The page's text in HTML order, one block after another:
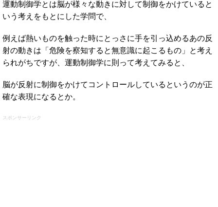
運動制御学とは脳が様々な動きに対して制御をかけていると
いう考えをもとにした学問で、
例えば熱いものを触った時にとっさに手を引っ込めるあの反
射の動きは「危険を察知すると無意識に起こるもの」と考え
られがちですが、運動制御学に則って考えてみると、
脳が反射に制御をかけてコントロールしているというのが正
確な表現になるとか。
スポンサーリンク